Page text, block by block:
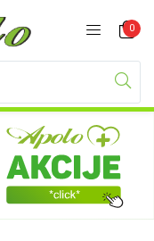
0
Registracija